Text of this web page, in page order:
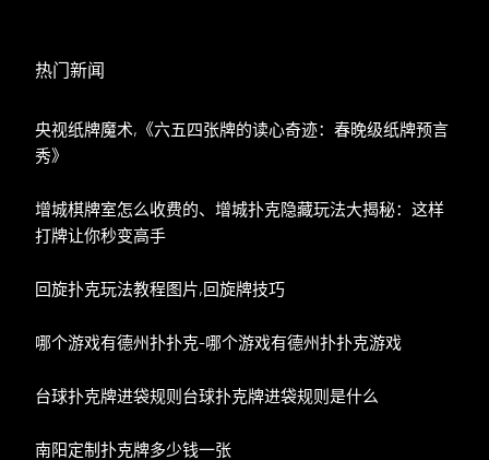
热门新闻
央视纸牌魔术,《六五四张牌的读心奇迹：春晚级纸牌预言
秀》
增城棋牌室怎么收费的、增城扑克隐藏玩法大揭秘：这样
打牌让你秒变高手
回旋扑克玩法教程图片,回旋牌技巧
哪个游戏有德州扑扑克-哪个游戏有德州扑扑克游戏
台球扑克牌进袋规则台球扑克牌进袋规则是什么
南阳定制扑克牌多少钱一张